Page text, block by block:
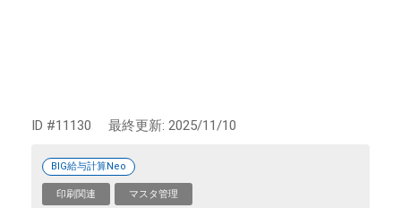
ID #11130 最終更新: 2025/11/10
BIG給与計算Neo
印刷関連 マスタ管理